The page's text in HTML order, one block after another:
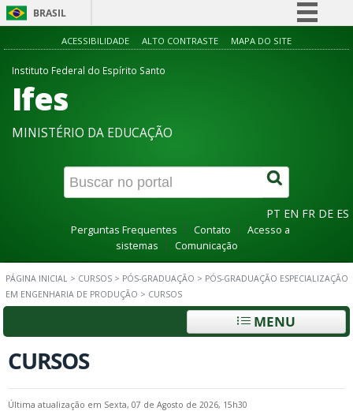
BRASIL
Simplifique!
Canais
ACESSIBILIDADE ALTO CONTRASTE MAPA DO SITE
Instituto Federal do Espírito Santo
Ifes
MINISTÉRIO DA EDUCAÇÃO
PT EN FR DE ES
Perguntas Frequentes Contato
Acesso a
sistemas
Comunicação
PÁGINA INICIAL > CURSOS > PÓS-GRADUAÇÃO > PÓS-GRADUAÇÃO ESPECIALIZAÇÃO
EM ENGENHARIA DE PRODUÇÃO > CURSOS
MENU
CURSOS
Última atualização em Sexta, 07 de Agosto de 2026, 15h30